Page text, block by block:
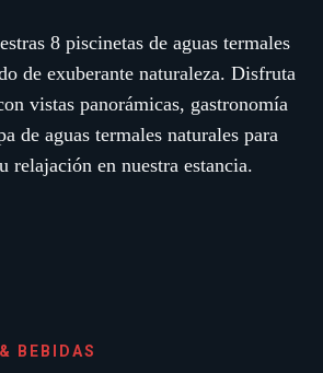
8 piscinetas de aguas termales
de exuberante naturaleza. Disfruta
vistas panorámicas, gastronomía
de aguas termales naturales para
relajación en nuestra estancia.
BEBIDAS